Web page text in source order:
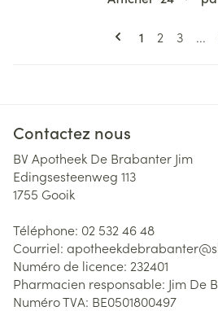
Pages
Vous lisez
1 Page
2 Page
3 ...
Contactez nous
BV Apotheek De Brabanter Jim
Edingsesteenweg 113
1755 Gooik
Téléphone: 02 532 46 48
Courriel: apotheekdebrabanter@
Numéro de licence: 232401
Pharmacien responsable: Jim De
Numéro TVA: BE0501800497